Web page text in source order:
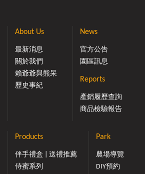
About Us
最新消息
關於我們
賴爺爺與熊呆
歷史事紀
News
官方公告
園區訊息
Reports
產銷履歷查詢
商品檢驗報告
Products
伴手禮盒 | 送禮推薦
侍蜜系列
Park
農場導覽
DIY預約